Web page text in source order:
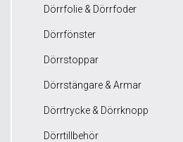
Dörrfolie & Dörrfoder
Dörrfönster
Dörrstoppar
Dörrstängare & Armar
Dörrtrycke & Dörrknopp
Dörrtillbehör